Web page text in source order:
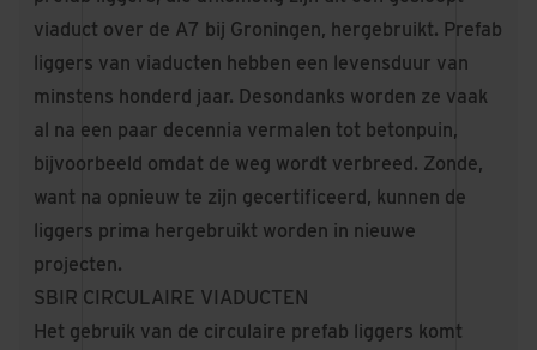
viaduct over de A7 bij Groningen, hergebruikt. Prefab
liggers van viaducten hebben een levensduur van
minstens honderd jaar. Desondanks worden ze vaak
al na een paar decennia vermalen tot betonpuin,
bijvoorbeeld omdat de weg wordt verbreed. Zonde,
want na opnieuw te zijn gecertificeerd, kunnen de
liggers prima hergebruikt worden in nieuwe
projecten.
SBIR CIRCULAIRE VIADUCTEN
Het gebruik van de circulaire prefab liggers komt